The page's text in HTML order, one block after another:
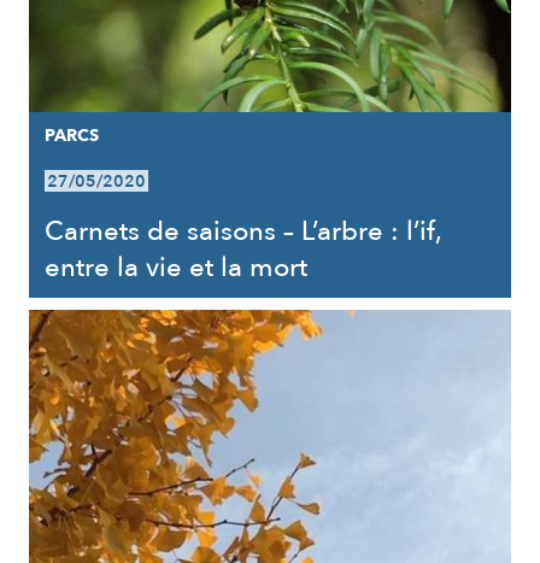
PARCS
27/05/2020
Carnets de saisons – L’arbre : l’if,
entre la vie et la mort